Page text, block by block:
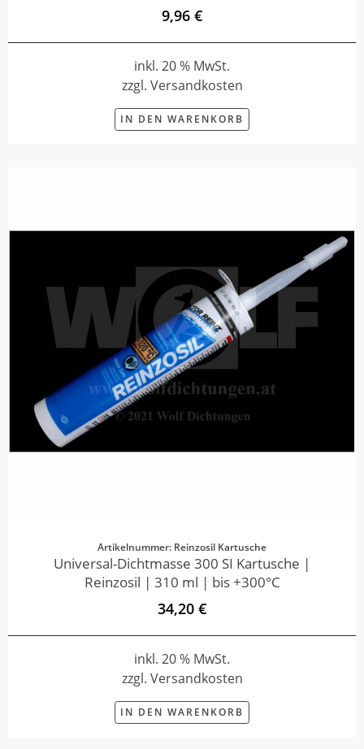
9,96 €
inkl. 20 % MwSt.
zzgl. Versandkosten
IN DEN WARENKORB
Artikelnummer: Reinzosil Kartusche
Universal-Dichtmasse 300 SI Kartusche |
Reinzosil | 310 ml | bis +300°C
34,20 €
inkl. 20 % MwSt.
zzgl. Versandkosten
IN DEN WARENKORB